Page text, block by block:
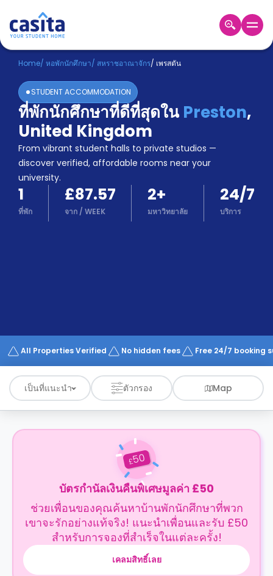
Home TH GBP
เข้าสู่
ระบบ
Booking
Accommodation
About
us
Blog
Refer
And
Earn
Become
Works
Home/ หอพักนักศึกษา/ สหราชอาณาจักร/ เพรสตัน
STUDENT ACCOMMODATION
ที่พักนักศึกษาที่ดีที่สุดใน Preston,
United Kingdom
From vibrant student halls to private studios —
discover verified, affordable rooms near your
university.
1
ที่พัก
£87.57
จาก/ WEEK
2+
มหาวิทยาลัย
24/7
บริการ
All Properties Verified No hidden fees Free 24/7 booking
เป็นที่แนะนำ ตัวกรอง Map
£50
บัตรกำนัลเงินคืนพิเศษมูลค่า £50
ช่วยเพื่อนของคุณค้นหาบ้านพักนักศึกษาที่พวก
เขาจะรักอย่างแท้จริง! แนะนำเพื่อนและรับ £50
สำหรับการจองที่สำเร็จในแต่ละครั้ง!
เคลมสิทธิ์เลย